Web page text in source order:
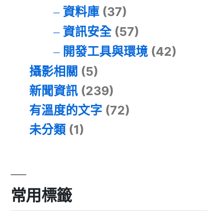
資料庫(37)
資訊安全(57)
開發工具與環境(42)
攝影相關 (5)
新聞資訊 (239)
有溫度的文字 (72)
未分類 (1)
常用標籤